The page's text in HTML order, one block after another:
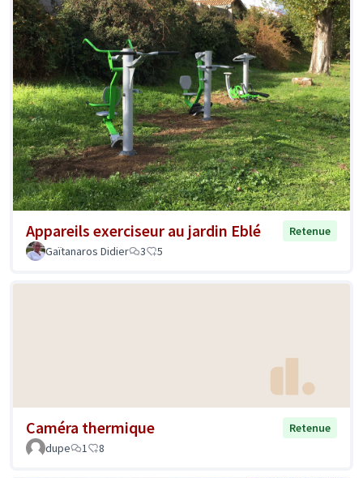
Appareils exerciseur au jardin Eblé
Retenue
Gaïtanaros Didier
3 5
Caméra thermique
Retenue
dupe
1 8